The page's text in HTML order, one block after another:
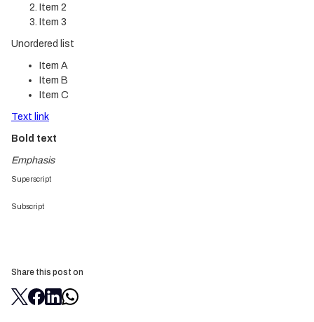
Item 2
Item 3
Unordered list
Item A
Item B
Item C
Text link
Bold text
Emphasis
Superscript
Subscript
Share this post on